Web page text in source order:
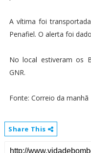
A vítima foi
Penafiel. O alerta foi
No local estiveram os
GNR.
Fonte: Correio da manhã
Share This